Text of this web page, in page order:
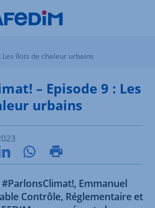
îlots de chaleur urbains
– Episode 9 : Les
urbains
Emmanuel
Contrôle, Réglementaire et